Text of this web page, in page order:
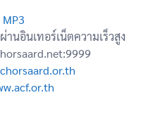
นอินเทอร์เน็ตความเร็วสูง